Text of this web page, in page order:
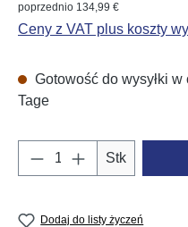
poprzednio 134,99 €
Ceny z VAT plus koszty
Gotowość do wysyłki
Tage
Ilość produktu:
Stk
Dodaj do listy życzeń